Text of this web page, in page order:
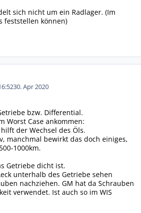
sich nicht um ein Radlager. (Im
feststellen können)
30. Apr 2020
bzw. Differential.
Worst Case ankommen:
der Wechsel des Öls.
manchmal bewirkt das doch einiges,
1000km.
Getriebe dicht ist.
unterhalb des Getriebe sehen
nachziehen. GM hat da Schrauben
verwendet. Ist auch so im WIS